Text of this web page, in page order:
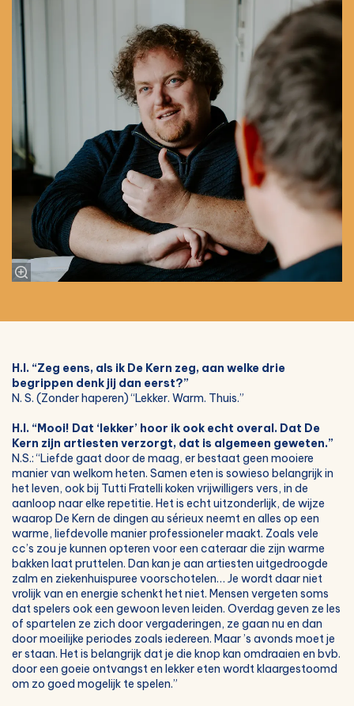
H.I. “Zeg eens, als ik De Kern zeg, aan welke drie
begrippen denk jij dan eerst?”
N. S. (Zonder haperen) “Lekker. Warm. Thuis.”
H.I. “Mooi! Dat ‘lekker’ hoor ik ook echt overal. Dat De
Kern zijn artiesten verzorgt, dat is algemeen geweten.”
N.S.: “Liefde gaat door de maag, er bestaat geen mooiere
manier van welkom heten. Samen eten is sowieso belangrijk in
het leven, ook bij Tutti Fratelli koken vrijwilligers vers, in de
aanloop naar elke repetitie. Het is echt uitzonderlijk, de wijze
waarop De Kern de dingen au sérieux neemt en alles op een
warme, liefdevolle manier professioneler maakt. Zoals vele
cc’s zou je kunnen opteren voor een cateraar die zijn warme
bakken laat pruttelen. Dan kan je aan artiesten uitgedroogde
zalm en ziekenhuispuree voorschotelen… Je wordt daar niet
vrolijk van en energie schenkt het niet. Mensen vergeten soms
dat spelers ook een gewoon leven leiden. Overdag geven ze les
of spartelen ze zich door vergaderingen, ze gaan nu en dan
door moeilijke periodes zoals iedereen. Maar ’s avonds moet je
er staan. Het is belangrijk dat je die knop kan omdraaien en bvb.
door een goeie ontvangst en lekker eten wordt klaargestoomd
om zo goed mogelijk te spelen.”